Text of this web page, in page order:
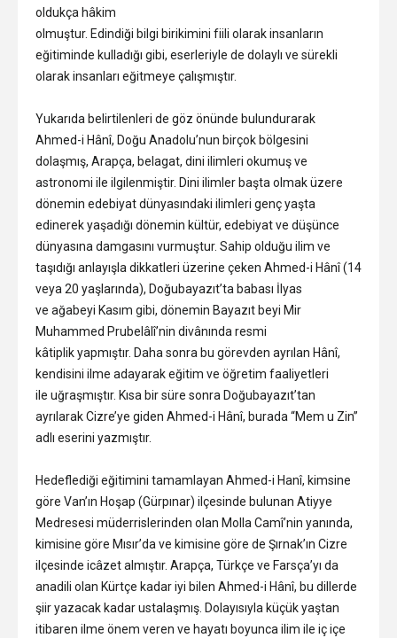
oldukça hâkim
olmuştur. Edindiği bilgi birikimini fiili olarak insanların
eğitiminde kulladığı gibi, eserleriyle de dolaylı ve sürekli
olarak insanları eğitmeye çalışmıştır.
Yukarıda belirtilenleri de göz önünde bulundurarak
Ahmed-i Hânî, Doğu Anadolu’nun birçok bölgesini
dolaşmış, Arapça, belagat, dini ilimleri okumuş ve
astronomi ile ilgilenmiştir. Dini ilimler başta olmak üzere
dönemin edebiyat dünyasındaki ilimleri genç yaşta
edinerek yaşadığı dönemin kültür, edebiyat ve düşünce
dünyasına damgasını vurmuştur. Sahip olduğu ilim ve
taşıdığı anlayışla dikkatleri üzerine çeken Ahmed-i Hânî (14
veya 20 yaşlarında), Doğubayazıt’ta babası İlyas
ve ağabeyi Kasım gibi, dönemin Bayazıt beyi Mir
Muhammed Prubelâlî’nin divânında resmi
kâtiplik yapmıştır. Daha sonra bu görevden ayrılan Hânî,
kendisini ilme adayarak eğitim ve öğretim faaliyetleri
ile uğraşmıştır. Kısa bir süre sonra Doğubayazıt’tan
ayrılarak Cizre’ye giden Ahmed-i Hânî, burada “Mem u Zin”
adlı eserini yazmıştır.
Hedeflediği eğitimini tamamlayan Ahmed-i Hanî, kimsine
göre Van’ın Hoşap (Gürpınar) ilçesinde bulunan Atiyye
Medresesi müderrislerinden olan Molla Camî’nin yanında,
kimisine göre Mısır’da ve kimisine göre de Şırnak’ın Cizre
ilçesinde icâzet almıştır. Arapça, Türkçe ve Farsça’yı da
anadili olan Kürtçe kadar iyi bilen Ahmed-i Hânî, bu dillerde
şiir yazacak kadar ustalaşmış. Dolayısıyla küçük yaştan
itibaren ilme önem veren ve hayatı boyunca ilim ile iç içe